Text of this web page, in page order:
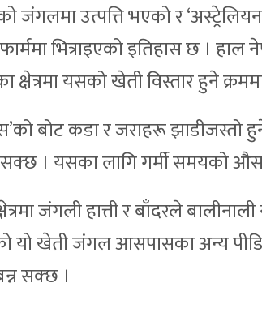
जंगलमा उत्पत्ति भएको र
भित्राइएको इतिहास छ ।
यसको खेती विस्तार हुने
बोट कडा र जराहरू झाडीजस्तो
। यसका लागि गर्मी समयको औसत
जंगली हात्ती र बाँदरले
यो खेती जंगल आसपासका अन्य
सक्छ ।